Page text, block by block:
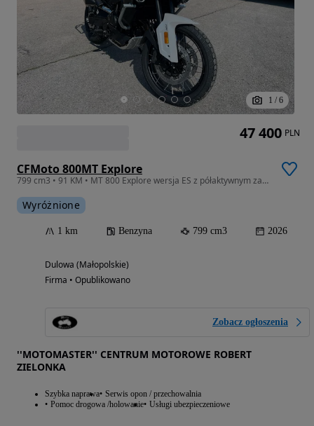
1 / 6
CFMoto 800MT Explore
799 cm3 • 91 KM • MT 800 Explore wersja ES z półaktywnym zawieszeniem Dulowa od ręki!!!
Wyróżnione
1 km Benzyna 799 cm3 2026
Dulowa (Małopolskie)
Firma • Opublikowano
Zobacz ogłoszenia
''MOTOMASTER'' CENTRUM MOTOROWE ROBERT
ZIELONKA
Szybka naprawa Serwis opon / przechowalnia
Pomoc drogowa /holowanie Usługi ubezpieczeniowe
47 400 PLN